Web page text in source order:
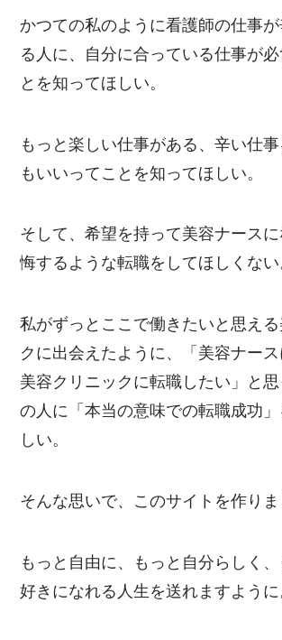
かつての私のように看護師の仕事
る人に、自分に合っている仕事が必
とを知ってほしい。
もっと楽しい仕事がある、辛い仕
もいいってことを知ってほしい。
そして、希望を持って美容ナース
悔するような転職をしてほしくない
私がずっとここで働きたいと思え
クに出会えたように、「美容ナース
美容クリニックに転職したい」と
の人に「本当の意味での転職成功
しい。
そんな思いで、このサイトを作りま
もっと自由に、もっと自分らしく
好きになれる人生を送れますように